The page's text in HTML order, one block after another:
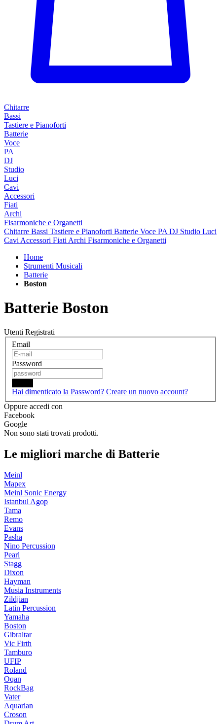
Chitarre
Bassi
Tastiere e Pianoforti
Batterie
Voce
PA
DJ
Studio
Luci
Cavi
Accessori
Fiati
Archi
Fisarmoniche e Organetti
Chitarre Bassi Tastiere e Pianoforti Batterie Voce PA DJ Studio Luci
Cavi Accessori Fiati Archi Fisarmoniche e Organetti
Home
Strumenti Musicali
Batterie
Boston
Batterie Boston
Utenti Registrati
Email
Password
Hai dimenticato la Password? Creare un nuovo account?
Oppure accedi con
Facebook
Google
Non sono stati trovati prodotti.
Le migliori marche di Batterie
Meinl
Mapex
Meinl Sonic Energy
Istanbul Agop
Tama
Remo
Evans
Pasha
Nino Percussion
Pearl
Stagg
Dixon
Hayman
Musia Instruments
Zildjian
Latin Percussion
Yamaha
Boston
Gibraltar
Vic Firth
Tamburo
UFIP
Roland
Oqan
RockBag
Vater
Aquarian
Croson